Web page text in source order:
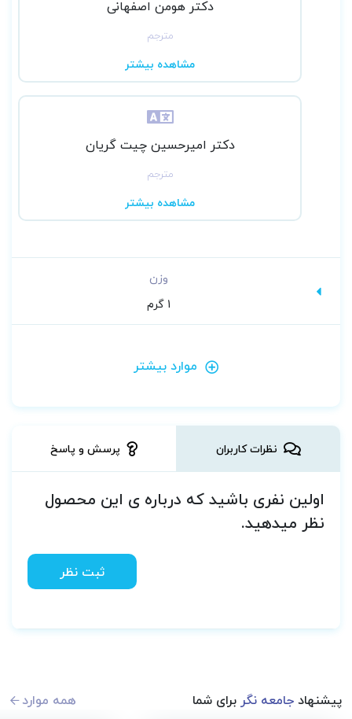
دکتر هومن اصفهانی
مترجم
مشاهده بیشتر
دکتر امیرحسین چیت گریان
مترجم
مشاهده بیشتر
وزن
1 گرم
موارد بیشتر
نظرات کاربران پرسش و پاسخ
اولین نفری باشید که درباره ی این محصول
نظر میدهید.
ثبت نظر
پیشنهادجامعه نگر برای شما همه موارد